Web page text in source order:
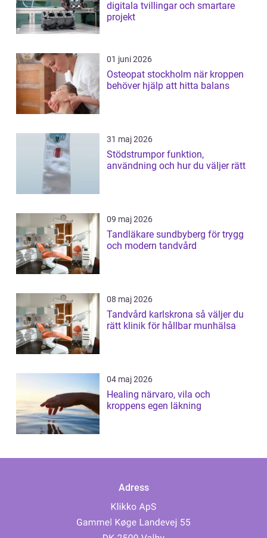
digitala tvillingar och smartare
projekt
01 juni 2026
Osteopat stockholm när kroppen
behöver hjälp att hitta balans
31 maj 2026
Stödstrumpor funktion,
användning och hur du väljer rätt
09 maj 2026
Tandläkare sundbyberg för trygg
och modern tandvård
08 maj 2026
Tandvård karlskrona så väljer du
rätt klinik för hållbar munhälsa
04 maj 2026
Healing närvaro, vila och
kroppens egen läkning
Adress